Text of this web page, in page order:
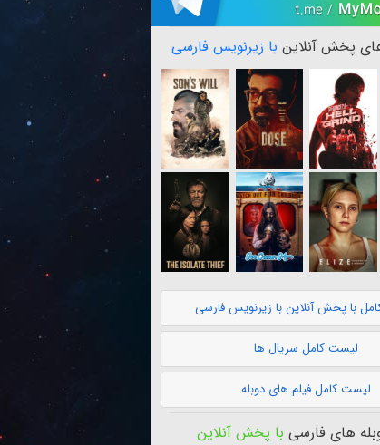
پخش آنلاین با زیرنویس فارسی
با پخش آنلاین با زیرنویس فارسی
لیست کامل سریال ها
لیست کامل فیلم های دوبله
های فارسی با پخش آنلاین